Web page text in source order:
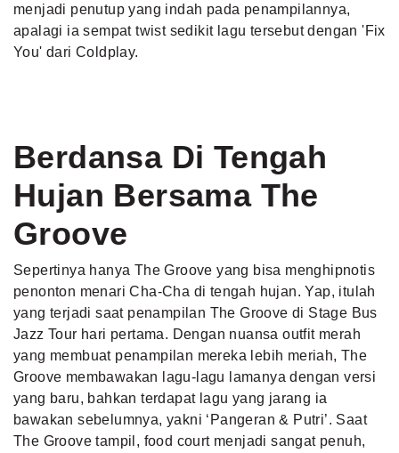
menjadi penutup yang indah pada penampilannya,
apalagi ia sempat twist sedikit lagu tersebut dengan 'Fix
You' dari Coldplay.
Berdansa Di Tengah
Hujan Bersama The
Groove
Sepertinya hanya The Groove yang bisa menghipnotis
penonton menari Cha-Cha di tengah hujan. Yap, itulah
yang terjadi saat penampilan The Groove di Stage Bus
Jazz Tour hari pertama. Dengan nuansa outfit merah
yang membuat penampilan mereka lebih meriah, The
Groove membawakan lagu-lagu lamanya dengan versi
yang baru, bahkan terdapat lagu yang jarang ia
bawakan sebelumnya, yakni ‘Pangeran & Putri’. Saat
The Groove tampil, food court menjadi sangat penuh,